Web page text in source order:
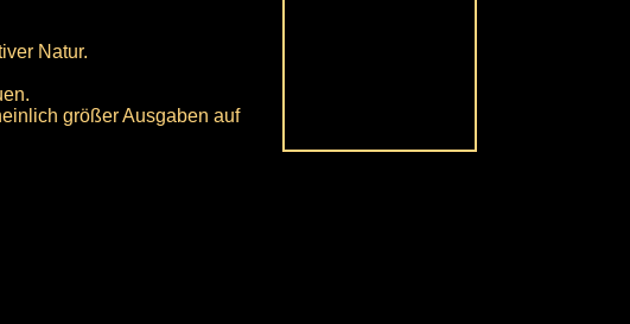
Natur.
größer Ausgaben auf